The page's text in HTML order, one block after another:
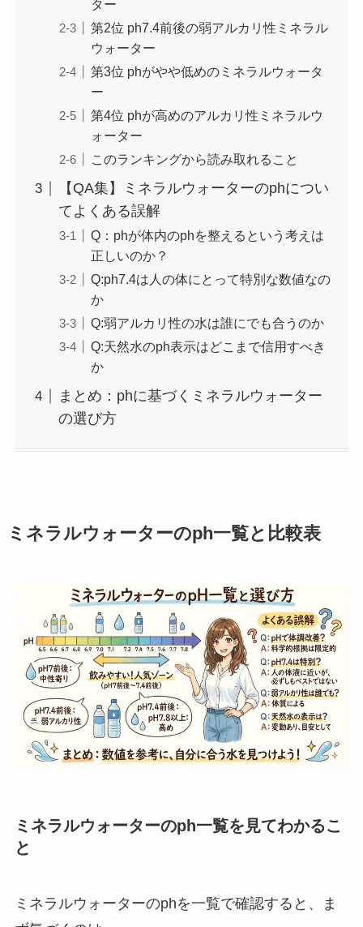
ター
第2位 ph7.4前後の弱アルカリ性ミネラル
ウォーター
第3位 phがやや低めのミネラルウォータ
ー
第4位 phが高めのアルカリ性ミネラルウ
ォーター
このランキングから読み取れること
【QA集】ミネラルウォーターのphについ
てよくある誤解
Q：phが体内のphを整えるという考えは
正しいのか？
Q:ph7.4は人の体にとって特別な数値なの
か
Q:弱アルカリ性の水は誰にでも合うのか
Q:天然水のph表示はどこまで信用すべき
か
まとめ：phに基づくミネラルウォーター
の選び方
ミネラルウォーターのph一覧と比較表
ミネラルウォーターのph一覧を見てわかるこ
と
ミネラルウォーターのphを一覧で確認すると、ま